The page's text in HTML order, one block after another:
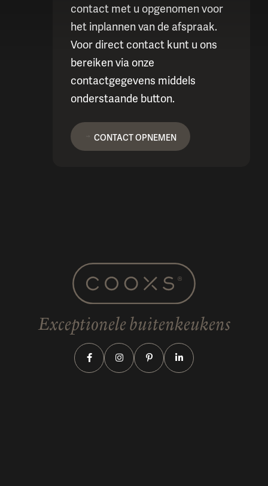
contact met u opgenomen voor
het inplannen van de afspraak.
Voor direct contact kunt u ons
bereiken via onze
contactgegevens middels
onderstaande button.
CONTACT OPNEMEN
Exceptionele buitenkeukens